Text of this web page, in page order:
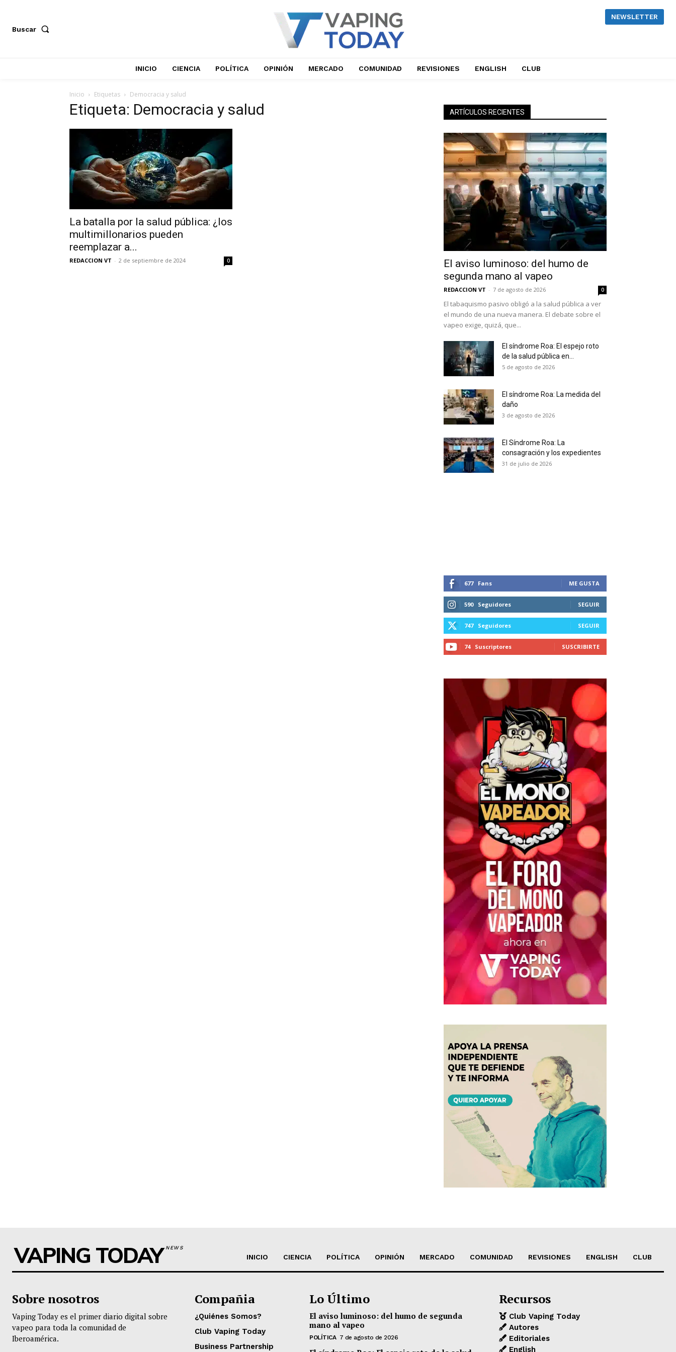
No te pierdas de las últimas
Suscríbete a nuestro boletín diario y recibe todas las
noticias del vapeo y la reducción de daños en tu correo
Subscribe to our daily clipping and receive all the news
of vaping and tobacco harm reduction in your email.
Buscar
NEWSLETTER
INICIO CIENCIA POLÍTICA OPINIÓN MERCADO COMUNIDAD REVISIONES ENGLISH CLUB
Inicio Etiquetas Democracia y salud
Etiqueta: Democracia y salud
La batalla por la salud pública: ¿los
multimillonarios pueden
reemplazar a...
REDACCION VT - 2 de septiembre de 2024 0
ARTÍCULOS RECIENTES
El aviso luminoso: del humo de
segunda mano al vapeo
REDACCION VT - 7 de agosto de 2026 0
El tabaquismo pasivo obligó a la salud pública a ver
el mundo de una nueva manera. El debate sobre el
vapeo exige, quizá, que...
El síndrome Roa: El espejo roto
de la salud pública en...
5 de agosto de 2026
El síndrome Roa: La medida del
daño
3 de agosto de 2026
El Síndrome Roa: La
consagración y los expedientes
31 de julio de 2026
677 Fans ME GUSTA
590 Seguidores SEGUIR
747 Seguidores SEGUIR
74 Suscriptores SUSCRIBIRTE
VAPING TODAYNEWS
INICIO CIENCIA POLÍTICA OPINIÓN MERCADO COMUNIDAD REVISIONES ENGLISH CLUB
Sobre nosotros
Vaping Today es el primer diario digital sobre
vapeo para toda la comunidad de
Iberoamérica.
Compañia
¿Quiénes Somos?
Club Vaping Today
Business Partnership
Lo Último
El aviso luminoso: del humo de segunda
mano al vapeo
POLÍTICA 7 de agosto de 2026
Recursos
Club Vaping Today
Autores
Editoriales
English